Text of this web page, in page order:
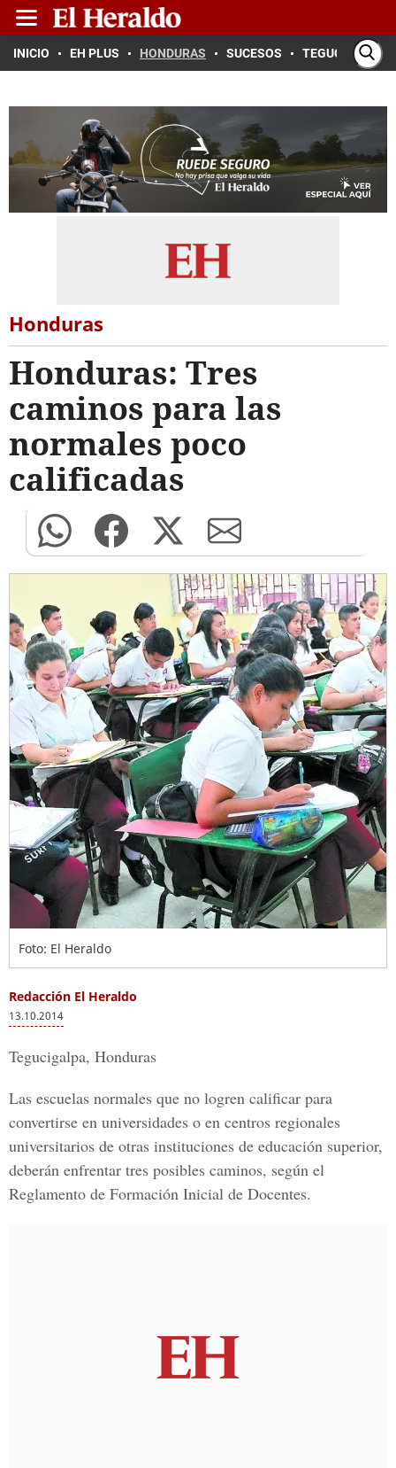
INICIO EH PLUS HONDURAS SUCESOS TEGUCIGALPA
Honduras
Honduras: Tres
caminos para las
normales poco
calificadas
Foto: El Heraldo
Redacción El Heraldo
13.10.2014
Tegucigalpa, Honduras
Las escuelas normales que no logren calificar para
convertirse en universidades o en centros regionales
universitarios de otras instituciones de educación superior,
deberán enfrentar tres posibles caminos, según el
Reglamento de Formación Inicial de Docentes.